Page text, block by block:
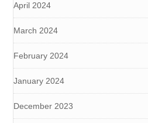
April 2024
March 2024
February 2024
January 2024
December 2023